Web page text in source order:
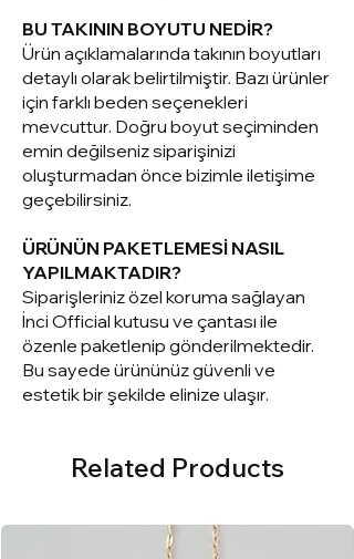
BU TAKININ BOYUTU NEDİR?
Ürün açıklamalarında takının boyutları
detaylı olarak belirtilmiştir. Bazı ürünler
için farklı beden seçenekleri
mevcuttur. Doğru boyut seçiminden
emin değilseniz siparişinizi
oluşturmadan önce bizimle iletişime
geçebilirsiniz.
ÜRÜNÜN PAKETLEMESİ NASIL
YAPILMAKTADIR?
Siparişleriniz özel koruma sağlayan
İnci Official kutusu ve çantası ile
özenle paketlenip gönderilmektedir.
Bu sayede ürününüz güvenli ve
estetik bir şekilde elinize ulaşır.
Related Products